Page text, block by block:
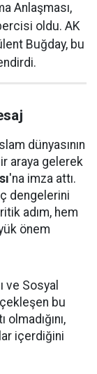
Anlaşması,
oldu. AK
Buğday, bu
dünyasının
araya gelerek
'na imza attı.
dengelerini
adım, hem
önem
ve Sosyal
bu
içerdiğini